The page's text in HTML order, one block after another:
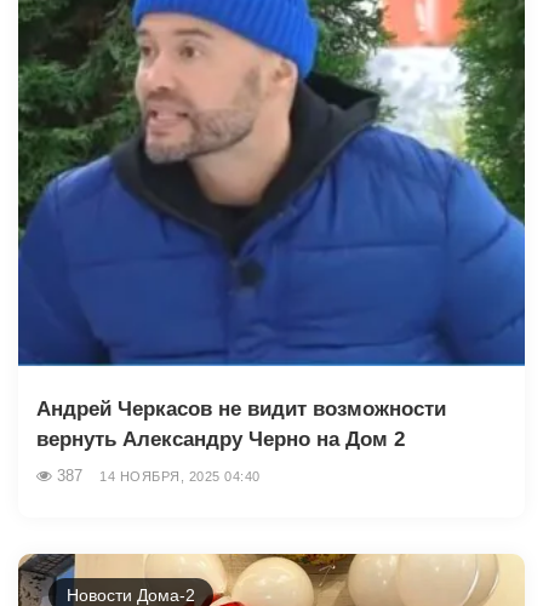
Андрей Черкасов не видит возможности
вернуть Александру Черно на Дом 2
387 14 НОЯБРЯ, 2025 04:40
Новости Дома-2